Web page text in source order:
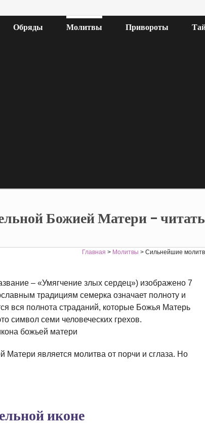
Обряды Молитвы Привороты
Божией Матери –
Главная > Молитвы > Сильнейшие
– «Умягчение злых сердец») изображено 7
традициям семерка означает полноту и
вся полнота страданий, которые Божья Матерь
символ семи человеческих грехов.
является молитва от порчи и сглаза. Но
иконе